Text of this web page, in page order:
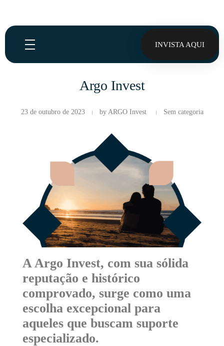
INVISTA AQUI
Argo Invest
23 de outubro de 2023 by ARGO Invest Sem categoria
A Argo Invest, com sua sólida
reputação e histórico
comprovado, surge como uma
escolha excepcional para
aqueles que buscam suporte
especializado.